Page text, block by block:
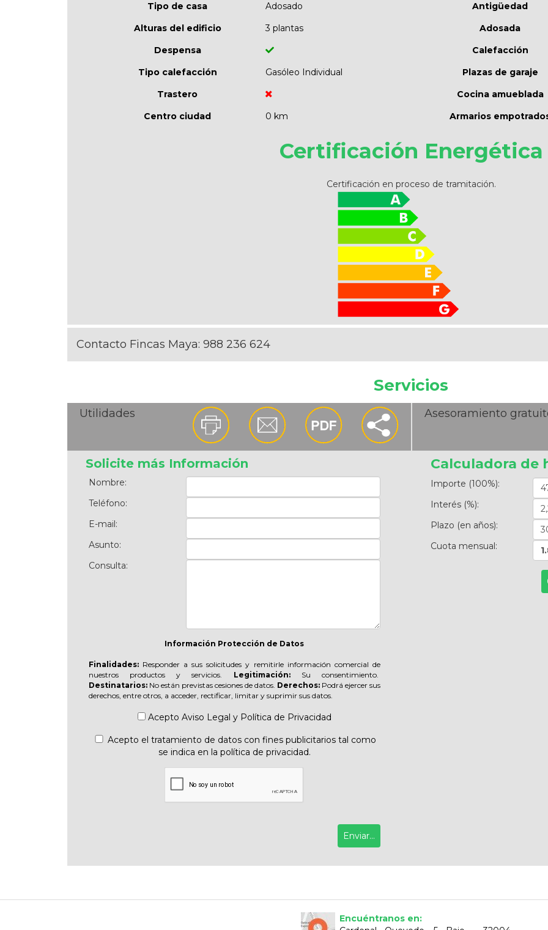
Tipo de casa Adosado Antigüedad
Alturas del edificio
3 plantas
Adosada
Despensa
Calefacción
Tipo calefacción
Gasóleo Individual Plazas de garaje
Trastero
Cocina amueblada
Centro ciudad
0 km Armarios
Certificación Energética
Certificación en proceso de tramitación.
Contacto Fincas Maya: 988 236 624
Servicios
Utilidades
Solicite más Información
Nombre:
Teléfono:
E-mail:
Asunto:
Consulta:
Información Protección de Datos
Finalidades:Responder a sus solicitudes y remitirle información comercial de
nuestros productos y servicios. Legitimación:Su consentimiento.
Destinatarios:No están previstas cesiones de datos. Derechos:Podrá ejercer sus
derechos, entre otros, a acceder, rectificar, limitar y suprimir sus datos.
Acepto Aviso Legal y Política de Privacidad
Acepto el tratamiento de datos con fines publicitarios tal como
se indica en la política de privacidad.
Asesoramiento
Calculadora de
Importe (100%):
Interés (%):
Plazo (en años):
Cuota mensual:
Encuéntranos en: